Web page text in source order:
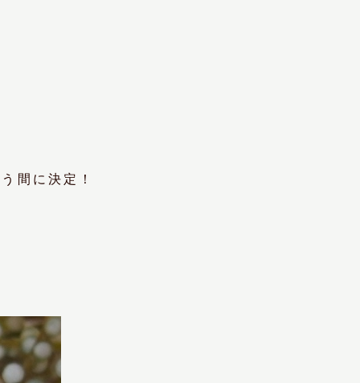
間に決定！